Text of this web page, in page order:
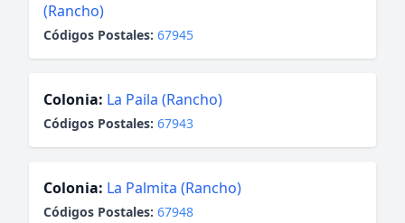
(Rancho)
Códigos Postales: 67945
Colonia: La Paila (Rancho)
Códigos Postales: 67943
Colonia: La Palmita (Rancho)
Códigos Postales: 67948